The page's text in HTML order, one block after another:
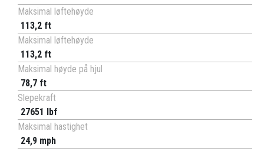
Maksimal løftehøyde
113,2 ft
Maksimal løftehøyde
113,2 ft
Maksimal høyde på hjul
78,7 ft
Slepekraft
27651 lbf
Maksimal hastighet
24,9 mph